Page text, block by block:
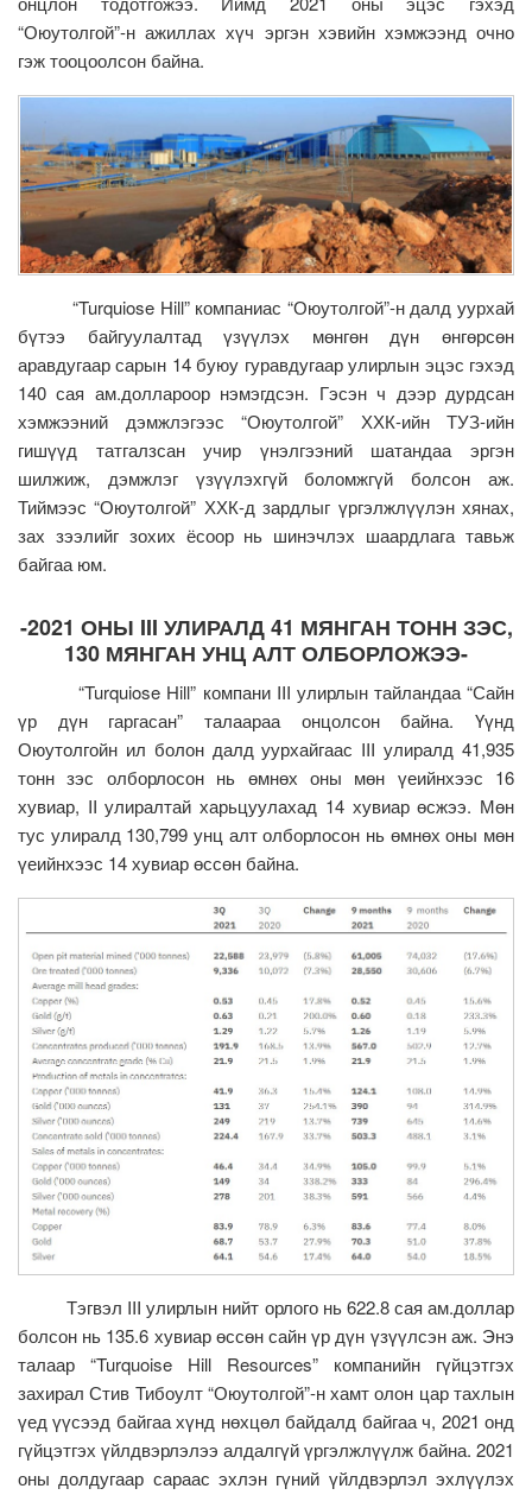
“Оюутолгой”-н ажиллах хүч эргэн хэвийн хэмжээнд очно
гэж тооцоолсон байна.
“Turquiose Hill” компаниас “Оюутолгой”-н далд уурхай
бүтээ байгуулалтад үзүүлэх мөнгөн дүн өнгөрсөн
аравдугаар сарын 14 буюу гуравдугаар улирлын эцэс гэхэд
140 сая ам.доллароор нэмэгдсэн. Гэсэн ч дээр дурдсан
хэмжээний дэмжлэгээс “Оюутолгой” ХХК-ийн ТУЗ-ийн
гишүүд татгалзсан учир үнэлгээний шатандаа эргэн
шилжиж, дэмжлэг үзүүлэхгүй боломжгүй болсон аж.
Тиймээс “Оюутолгой” ХХК-д зардлыг үргэлжлүүлэн хянах,
зах зээлийг зохих ёсоор нь шинэчлэх шаардлага тавьж
байгаа юм.
-2021 ОНЫ III УЛИРАЛД 41 МЯНГАН ТОНН ЗЭС,
130 МЯНГАН УНЦ АЛТ ОЛБОРЛОЖЭЭ-
“Turquiose Hill” компани III улирлын тайландаа “Сайн
үр дүн гаргасан” талаараа онцолсон байна. Үүнд
Оюутолгойн ил болон далд уурхайгаас III улиралд 41,935
тонн зэс олборлосон нь өмнөх оны мөн үеийнхээс 16
хувиар, II улиралтай харьцуулахад 14 хувиар өсжээ. Мөн
тус улиралд 130,799 унц алт олборлосон нь өмнөх оны мөн
үеийнхээс 14 хувиар өссөн байна.
Тэгвэл III улирлын нийт орлого нь 622.8 сая ам.доллар
болсон нь 135.6 хувиар өссөн сайн үр дүн үзүүлсэн аж. Энэ
талаар “Turquoise Hill Resources” компанийн гүйцэтгэх
захирал Стив Тибоулт “Оюутолгой”-н хамт олон цар тахлын
үед үүсээд байгаа хүнд нөхцөл байдалд байгаа ч, 2021 онд
гүйцэтгэх үйлдвэрлэлээ алдалгүй үргэлжлүүлж байна. 2021
оны долдугаар сараас эхлэн гүний үйлдвэрлэл эхлүүлэх